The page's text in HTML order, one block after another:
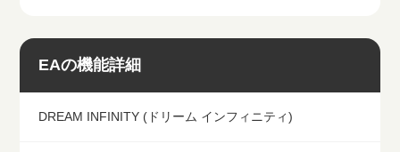
EAの機能詳細
DREAM INFINITY (ドリーム インフィニティ)